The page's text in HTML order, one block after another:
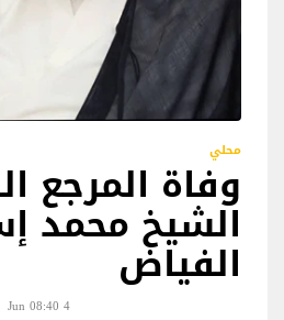
محلي
وفاة المرجع
الشيخ محمد
الفياض
4 Jun 08:40